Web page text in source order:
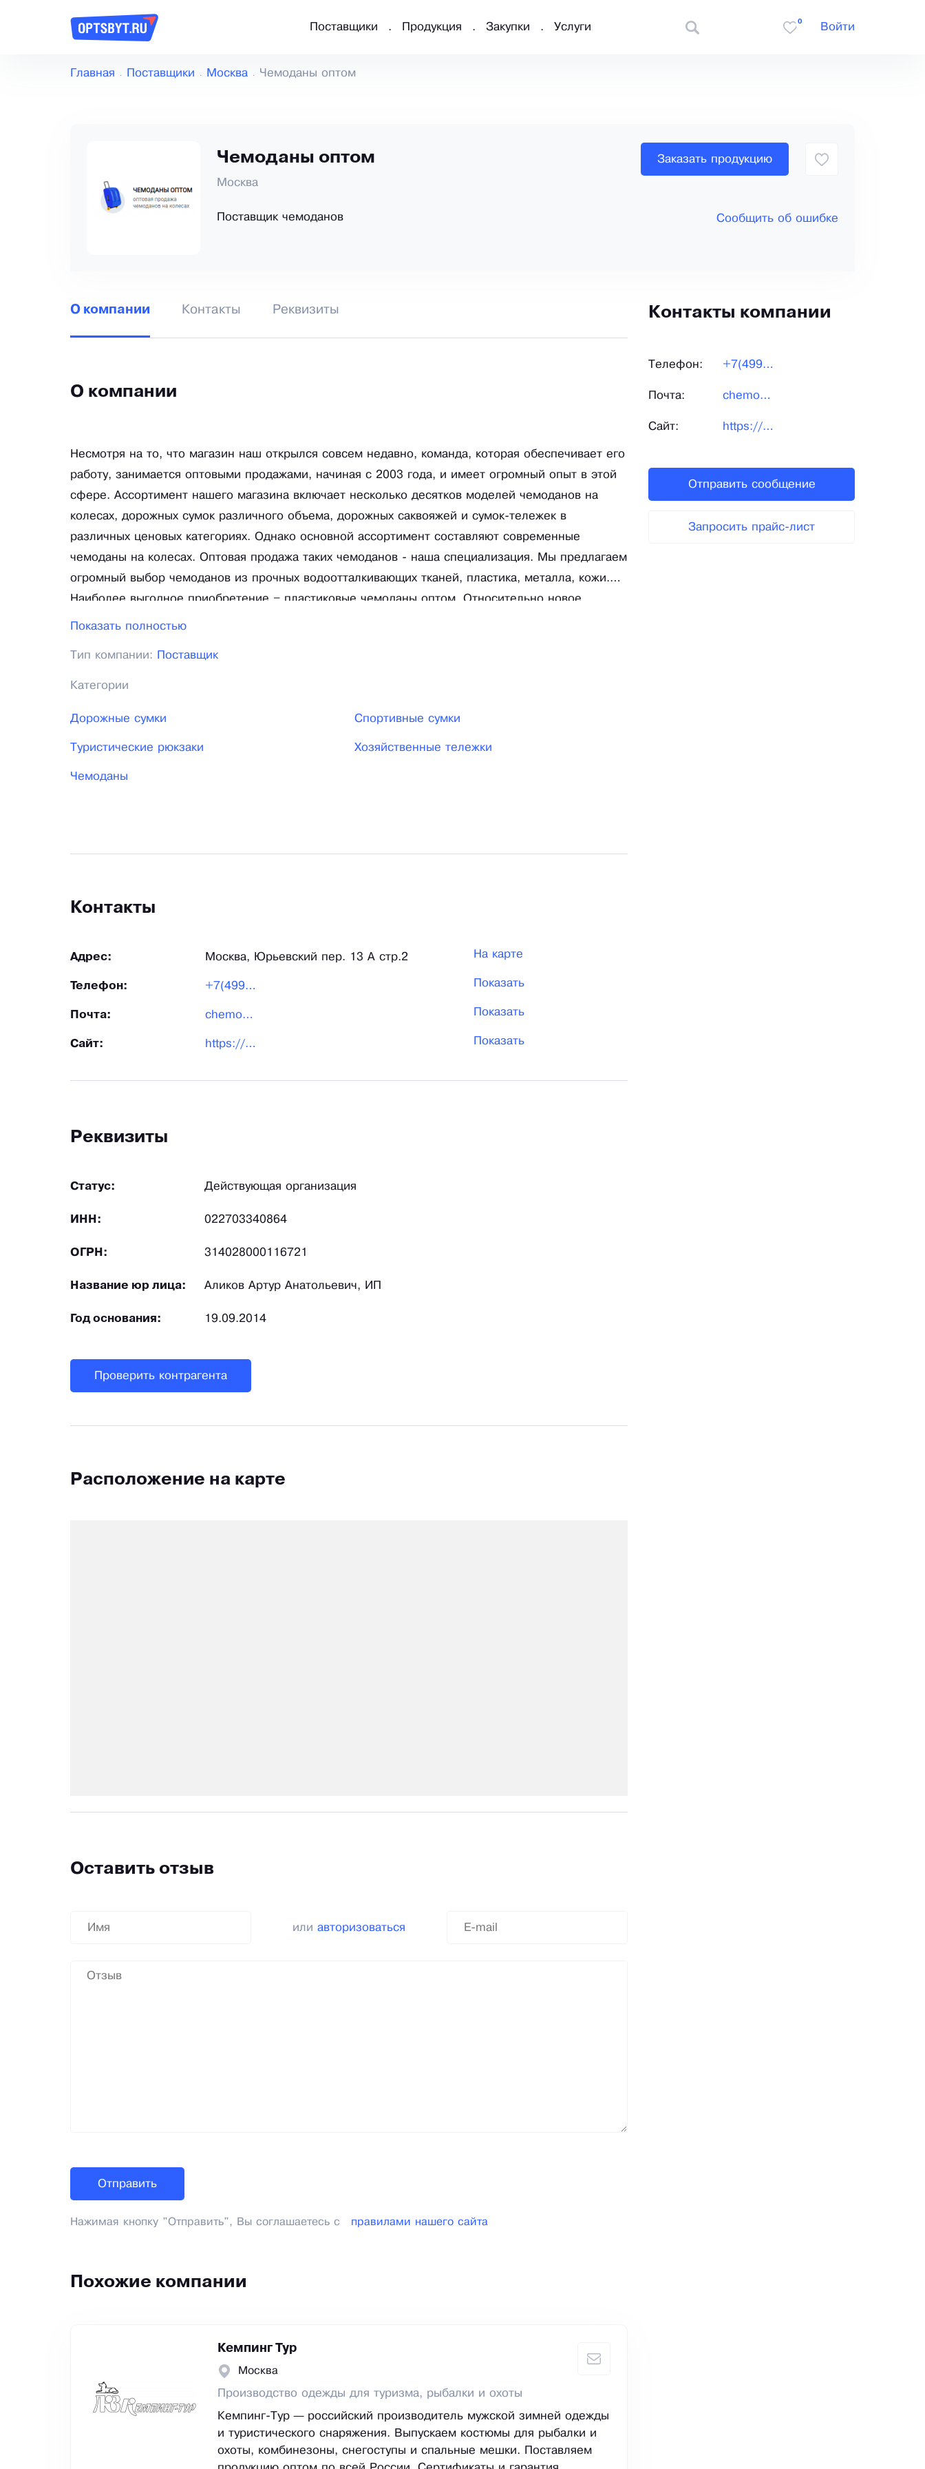
Поставщики Продукция Закупки Услуги
0
Войти
Главная Поставщики Москва Чемоданы оптом
Чемоданы оптом
Москва
Поставщик чемоданов
Заказать продукцию
Сообщить об ошибке
О компании Контакты Реквизиты
О компании
Несмотря на то, что магазин наш открылся совсем недавно, команда, которая обеспечивает его
работу, занимается оптовыми продажами, начиная с 2003 года, и имеет огромный опыт в этой
сфере. Ассортимент нашего магазина включает несколько десятков моделей чемоданов на
колесах, дорожных сумок различного объема, дорожных саквояжей и сумок-тележек в
различных ценовых категориях. Однако основной ассортимент составляют современные
чемоданы на колесах. Оптовая продажа таких чемоданов - наша специализация. Мы предлагаем
огромный выбор чемоданов из прочных водоотталкивающих тканей, пластика, металла, кожи.
Наиболее выгодное приобретение – пластиковые чемоданы оптом. Относительно новое
предложение – детские чемоданы оптом.
Показать полностью
Тип компании: Поставщик
Категории
Дорожные сумки Спортивные сумки
Туристические рюкзаки Хозяйственные тележки
Чемоданы
Контакты
Адрес: Москва, Юрьевский пер. 13 A стр.2 На карте
Телефон: +7(499)5043441 Показать
Почта: chemodanmagazin@gmail.com Показать
Сайт: https://chemodany-optom.ru/ Показать
Реквизиты
Статус: Действующая организация
ИНН: 022703340864
ОГРН: 314028000116721
Название юр лица: Аликов Артур Анатольевич, ИП
Год основания: 19.09.2014
Проверить контрагента
Расположение на карте
Оставить отзыв
или авторизоваться
Нажимая кнопку "Отправить", Вы соглашаетесь с правилами нашего сайта
Похожие компании
Кемпинг Тур
Москва
Производство одежды для туризма, рыбалки и охоты
Кемпинг-Тур — российский производитель мужской зимней одежды
и туристического снаряжения. Выпускаем костюмы для рыбалки и
охоты, комбинезоны, снегоступы и спальные мешки. Поставляем
Контакты компании
Телефон: +7(499)5043441
Почта: chemodanmagazin@gmail.com
Сайт: https://chemodany-optom.ru/
Отправить сообщение
Запросить прайс-лист